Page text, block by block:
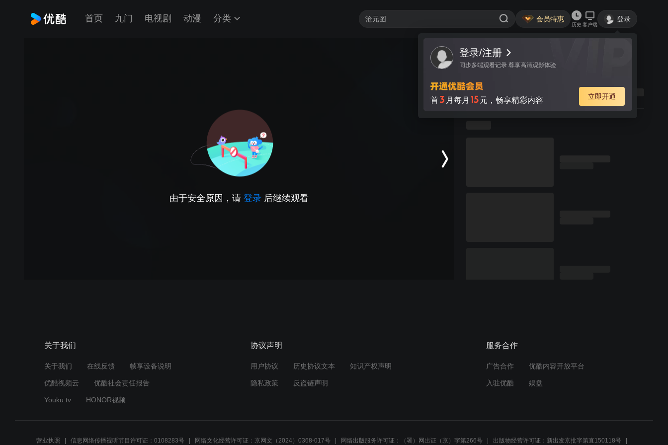
首页 九门 电视剧 动漫 分类 会员特惠
历史 客户端
登录
登录/注册
同步多端观看记录 尊享高清观影体验
首3 月每月 15元，畅享精彩内容 立即开通
由于安全原因，请 登录 后继续观看
关于我们
关于我们 在线反馈 帧享设备说明
优酷视频云 优酷社会责任报告
Youku.tv HONOR视频
协议声明
用户协议 历史协议文本 知识产权声明
隐私政策 反盗链声明
服务合作
广告合作 优酷内容开放平台
入驻优酷 娱盘
营业执照 信息网络传播视听节目许可证：0108283号 网络文化经营许可证：京网文（2024）0368-017号 网络出版服务许可证：（署）网出证（京）字第266号 出版物经营许可证：新出发京批字第直150118号